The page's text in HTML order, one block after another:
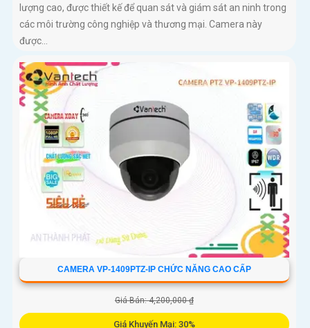
lượng cao, được thiết kế để quan sát và giám sát an ninh trong
các môi trường công nghiệp và thương mại. Camera này
được...
CAMERA VP-1409PTZ-IP CHỨC NĂNG CAO CẤP
Giá Bán: 4,200,000 ₫
Giá Khuyến Mại: 30%